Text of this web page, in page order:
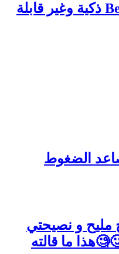
شاهد سيارة Bestune Mini ذكية وغير قابلة
الضغوط
مليح و نصيحتي
ما قالته